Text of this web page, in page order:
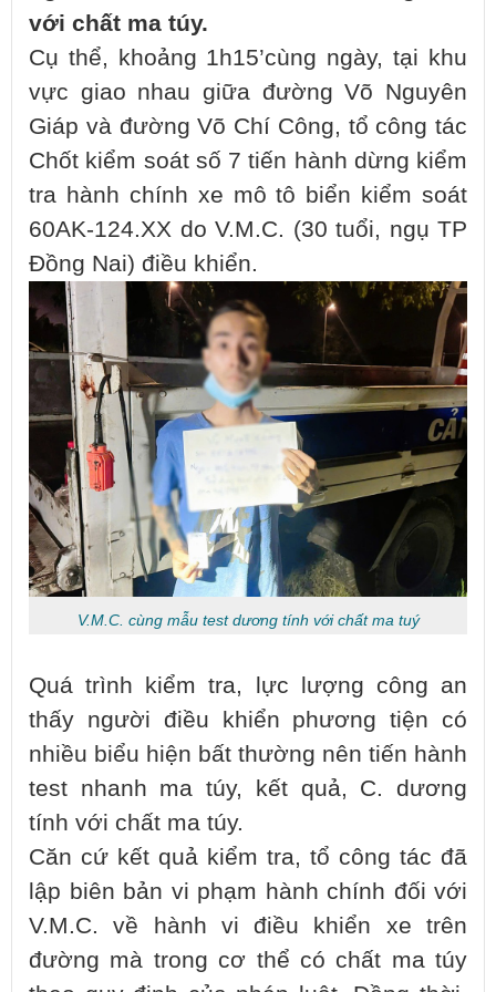
với chất ma túy.
Cụ thể, khoảng 1h15’cùng ngày, tại khu
vực giao nhau giữa đường Võ Nguyên
Giáp và đường Võ Chí Công, tổ công tác
Chốt kiểm soát số 7 tiến hành dừng kiểm
tra hành chính xe mô tô biển kiểm soát
60AK-124.XX do V.M.C. (30 tuổi, ngụ TP
Đồng Nai) điều khiển.
V.M.C. cùng mẫu test dương tính với chất ma tuý
Quá trình kiểm tra, lực lượng công an
thấy người điều khiển phương tiện có
nhiều biểu hiện bất thường nên tiến hành
test nhanh ma túy, kết quả, C. dương
tính với chất ma túy.
Căn cứ kết quả kiểm tra, tổ công tác đã
lập biên bản vi phạm hành chính đối với
V.M.C. về hành vi điều khiển xe trên
đường mà trong cơ thể có chất ma túy